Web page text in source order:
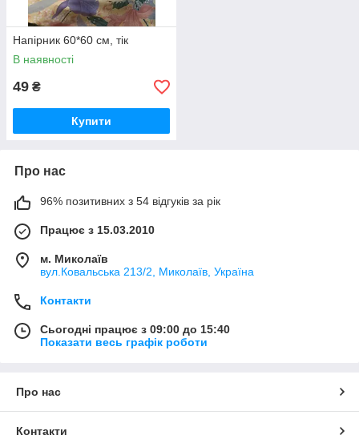
Напірник 60*60 см, тік
В наявності
49 ₴
Купити
Про нас
96% позитивних з 54 відгуків за рік
Працює з 15.03.2010
м. Миколаїв
вул.Ковальська 213/2, Миколаїв, Україна
Контакти
Сьогодні працює з 09:00 до 15:40
Показати весь графік роботи
Про нас
Контакти